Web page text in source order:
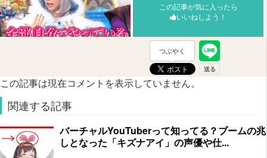
この記事が気に入ったら
いいねしよう！
つぶやく
この記事は現在コメントを表示していません。
関連する記事
バーチャルYouTuberって知ってる？ブームの兆
しとなった「キズナアイ」の声優や仕...